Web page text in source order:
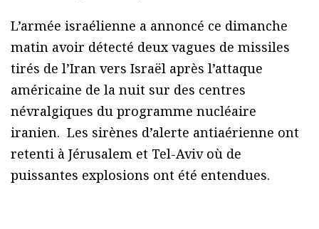
L’armée israélienne a annoncé ce dimanche
matin avoir détecté deux vagues de missiles
tirés de l’Iran vers Israël après l’attaque
américaine de la nuit sur des centres
névralgiques du programme nucléaire
iranien. Les sirènes d’alerte antiaérienne ont
retenti à Jérusalem et Tel-Aviv où de
puissantes explosions ont été entendues.